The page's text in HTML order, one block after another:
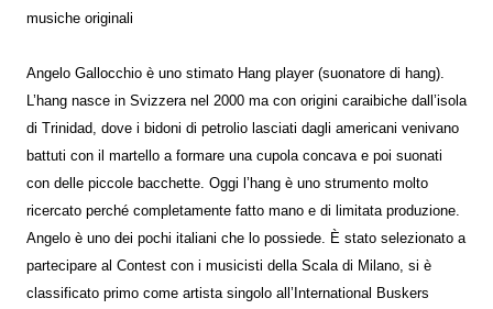
musiche originali
Angelo Gallocchio è uno stimato Hang player (suonatore di hang).
L’hang nasce in Svizzera nel 2000 ma con origini caraibiche dall’isola
di Trinidad, dove i bidoni di petrolio lasciati dagli americani venivano
battuti con il martello a formare una cupola concava e poi suonati
con delle piccole bacchette. Oggi l’hang è uno strumento molto
ricercato perché completamente fatto mano e di limitata produzione.
Angelo è uno dei pochi italiani che lo possiede. È stato selezionato a
partecipare al Contest con i musicisti della Scala di Milano, si è
classificato primo come artista singolo all’International Buskers